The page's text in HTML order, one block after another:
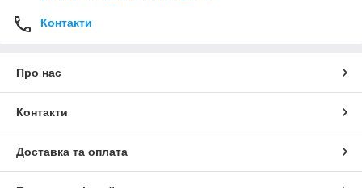
Контакти
Про нас
Контакти
Доставка та оплата